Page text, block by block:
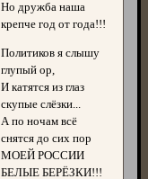
Но дружба наша
крепче год от года!!!
Политиков я слышу
глупый ор,
И катятся из глаз
скупые слёзки...
А по ночам всё
снятся до сих пор
МОЕЙ РОССИИ
БЕЛЫЕ БЕРЁЗКИ!!!